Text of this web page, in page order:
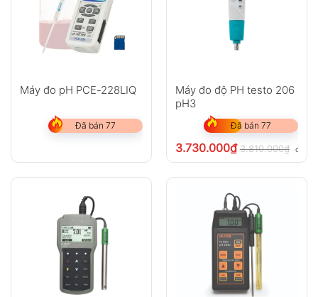
Máy đo pH PCE-228LIQ
Đã bán 77
Máy đo độ PH testo 206
pH3
Đã bán 77
3.730.000₫ 3.810.000₫ chưa